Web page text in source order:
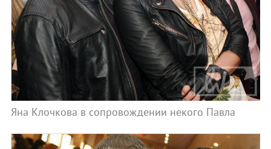
Яна Клочкова в сопровождении некого Павла